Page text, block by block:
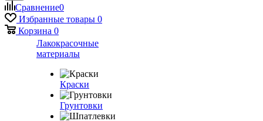
Сравнение0
Избранные товары 0
Корзина 0
Лакокрасочные
материалы
Краски
Грунтовки